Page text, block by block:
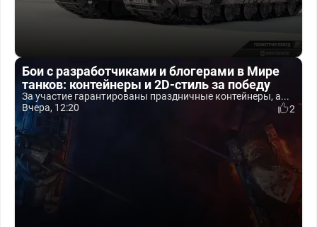
Бои с разработчиками и блогерами в Мире
танков: контейнеры и 2D-стиль за победу
За участие гарантированы праздничные контейнеры, а...
Вчера, 12:20
2